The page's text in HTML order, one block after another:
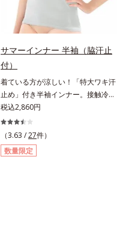
サマーインナー 半袖（脇汗止
付）
着ている方が涼しい！「特大ワキ汗
止め」付き半袖インナー。接触冷感
半袖インナーこれ1枚着ている方
が、断然涼しくなる！「接触冷感×
速乾」インナーです。半袖は特大サ
イズのワキ汗止め付きで、汗かきさ
んにおすすめのアイテムです。消臭
税込2,860円
（3.63 /27件）
数量限定